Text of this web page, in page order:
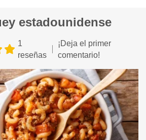
estadounidense
1
reseñas
¡Deja el primer
comentario!